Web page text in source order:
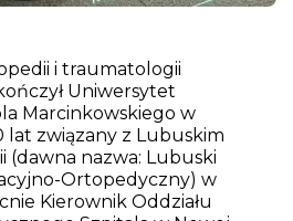
i traumatologii
Uniwersytet
Marcinkowskiego w
lat związany z Lubuskim
nazwa: Lubuski
Ortopedyczny) w
Kierownik Oddziału